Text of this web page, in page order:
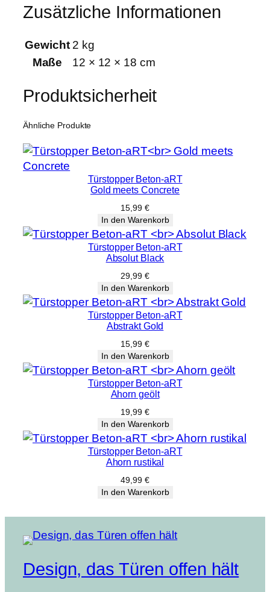
Zusätzliche Informationen
Gewicht 2 kg
Maße
12 × 12 × 18 cm
Produktsicherheit
Ähnliche Produkte
Türstopper Beton-aRT
Gold meets Concrete
15,99 €
In den Warenkorb
Türstopper Beton-aRT
Absolut Black
29,99 €
In den Warenkorb
Türstopper Beton-aRT
Abstrakt Gold
15,99 €
In den Warenkorb
Türstopper Beton-aRT
Ahorn geölt
19,99 €
In den Warenkorb
Türstopper Beton-aRT
Ahorn rustikal
49,99 €
In den Warenkorb
Design, das Türen offen hält